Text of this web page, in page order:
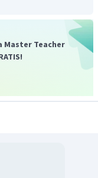
Master Teacher